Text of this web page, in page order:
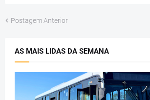
Postagem Anterior
AS MAIS LIDAS DA SEMANA